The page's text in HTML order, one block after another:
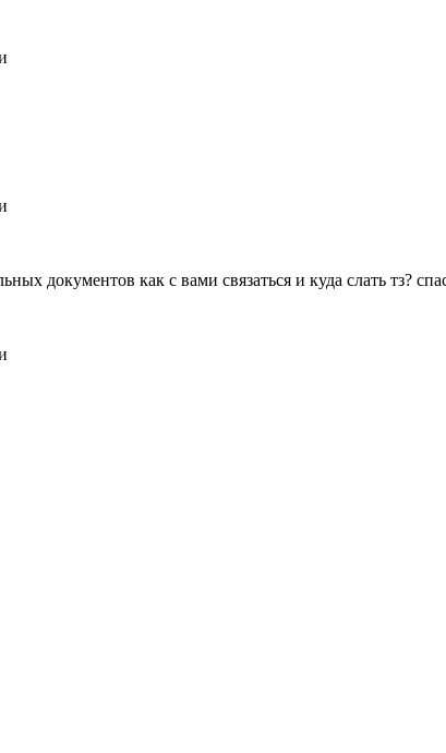
документов как с вами связаться и куда слать тз?